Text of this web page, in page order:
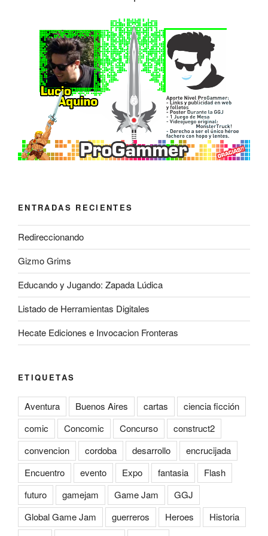
ENTRADAS RECIENTES
Redireccionando
Gizmo Grims
Educando y Jugando: Zapada Lúdica
Listado de Herramientas Digitales
Hecate Ediciones e Invocacion Fronteras
ETIQUETAS
Aventura Buenos Aires cartas
ciencia ficción
comic
Concomic Concurso
construct2
convencion
cordoba desarrollo
encrucijada
Encuentro
evento Expo fantasia
Flash
futuro
gamejam Game Jam
GGJ
Global Game Jam
guerreros Heroes
Historia